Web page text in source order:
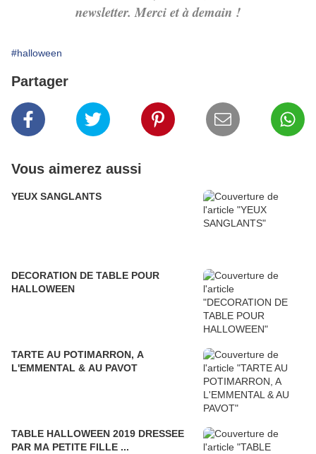
newsletter. Merci et à demain !
#halloween
Partager
Vous aimerez aussi
YEUX SANGLANTS
DECORATION DE TABLE POUR
HALLOWEEN
TARTE AU POTIMARRON, A
L'EMMENTAL & AU PAVOT
TABLE HALLOWEEN 2019 DRESSEE
PAR MA PETITE FILLE ...